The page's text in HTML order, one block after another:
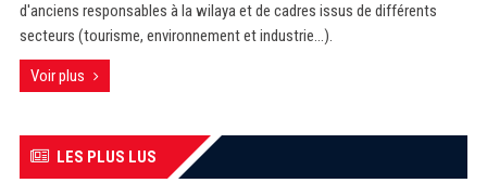
d'anciens responsables à la wilaya et de cadres issus de différents
secteurs (tourisme, environnement et industrie...).
Voir plus
LES PLUS LUS